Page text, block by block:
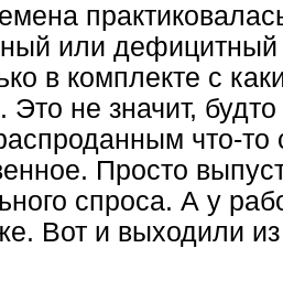
или дефицитный
в комплекте с
не значит, будто
что-то
Просто
спроса. А у
Вот и выходили